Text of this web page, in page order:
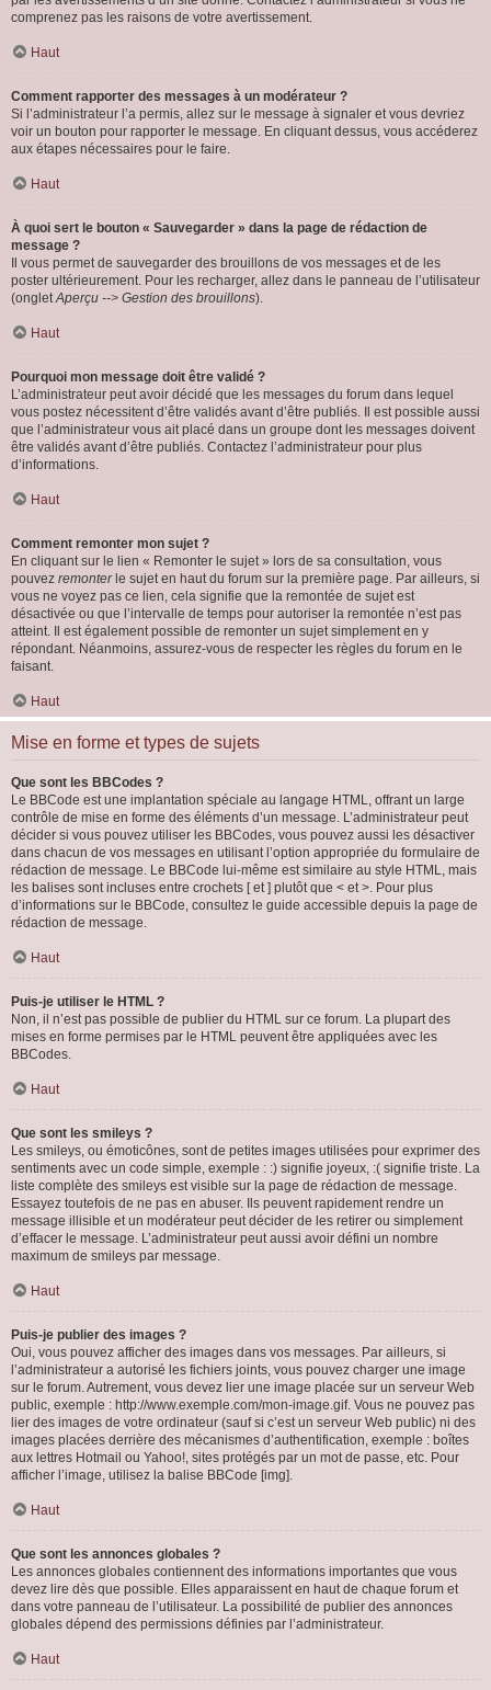
comprenez pas les raisons de votre avertissement.
Haut
Comment rapporter des messages à un modérateur ?
Si l’administrateur l’a permis, allez sur le message à signaler et vous devriez
voir un bouton pour rapporter le message. En cliquant dessus, vous accéderez
aux étapes nécessaires pour le faire.
Haut
À quoi sert le bouton « Sauvegarder » dans la page de rédaction de
message ?
Il vous permet de sauvegarder des brouillons de vos messages et de les
poster ultérieurement. Pour les recharger, allez dans le panneau de l’utilisateur
(ongletAperçu --> Gestion des brouillons).
Haut
Pourquoi mon message doit être validé ?
L’administrateur peut avoir décidé que les messages du forum dans lequel
vous postez nécessitent d’être validés avant d’être publiés. Il est possible aussi
que l’administrateur vous ait placé dans un groupe dont les messages doivent
être validés avant d’être publiés. Contactez l’administrateur pour plus
d’informations.
Haut
Comment remonter mon sujet ?
En cliquant sur le lien « Remonter le sujet » lors de sa consultation, vous
pouvez remonterle sujet en haut du forum sur la première page. Par ailleurs, si
vous ne voyez pas ce lien, cela signifie que la remontée de sujet est
désactivée ou que l’intervalle de temps pour autoriser la remontée n’est pas
atteint. Il est également possible de remonter un sujet simplement en y
répondant. Néanmoins, assurez-vous de respecter les règles du forum en le
faisant.
Haut
Mise en forme et types de sujets
Que sont les BBCodes ?
Le BBCode est une implantation spéciale au langage HTML, offrant un large
contrôle de mise en forme des éléments d’un message. L’administrateur peut
décider si vous pouvez utiliser les BBCodes, vous pouvez aussi les désactiver
dans chacun de vos messages en utilisant l’option appropriée du formulaire de
rédaction de message. Le BBCode lui-même est similaire au style HTML, mais
les balises sont incluses entre crochets [ et ] plutôt que < et >. Pour plus
d’informations sur le BBCode, consultez le guide accessible depuis la page de
rédaction de message.
Haut
Puis-je utiliser le HTML ?
Non, il n’est pas possible de publier du HTML sur ce forum. La plupart des
mises en forme permises par le HTML peuvent être appliquées avec les
BBCodes.
Haut
Que sont les smileys ?
Les smileys, ou émoticônes, sont de petites images utilisées pour exprimer des
sentiments avec un code simple, exemple : :) signifie joyeux, :( signifie triste. La
liste complète des smileys est visible sur la page de rédaction de message.
Essayez toutefois de ne pas en abuser. Ils peuvent rapidement rendre un
message illisible et un modérateur peut décider de les retirer ou simplement
d’effacer le message. L’administrateur peut aussi avoir défini un nombre
maximum de smileys par message.
Haut
Puis-je publier des images ?
Oui, vous pouvez afficher des images dans vos messages. Par ailleurs, si
l’administrateur a autorisé les fichiers joints, vous pouvez charger une image
sur le forum. Autrement, vous devez lier une image placée sur un serveur Web
public, exemple : http://www.exemple.com/mon-image.gif. Vous ne pouvez pas
lier des images de votre ordinateur (sauf si c’est un serveur Web public) ni des
images placées derrière des mécanismes d’authentification, exemple : boîtes
aux lettres Hotmail ou Yahoo!, sites protégés par un mot de passe, etc. Pour
afficher l’image, utilisez la balise BBCode [img].
Haut
Que sont les annonces globales ?
Les annonces globales contiennent des informations importantes que vous
devez lire dès que possible. Elles apparaissent en haut de chaque forum et
dans votre panneau de l’utilisateur. La possibilité de publier des annonces
globales dépend des permissions définies par l’administrateur.
Haut